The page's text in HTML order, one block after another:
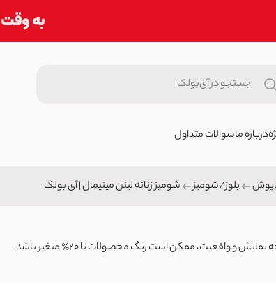
تاپ زنانه نخی بند ماکارون | آی بولک
399,200 تومان
درباره ماسوالات متداول
بلوز/شومیز شومیز زنانه لینن مینیمال | آی بولک
و واقعیت، ممکن است رنگ محصولات تا ۲۰٪ متغیر باشد